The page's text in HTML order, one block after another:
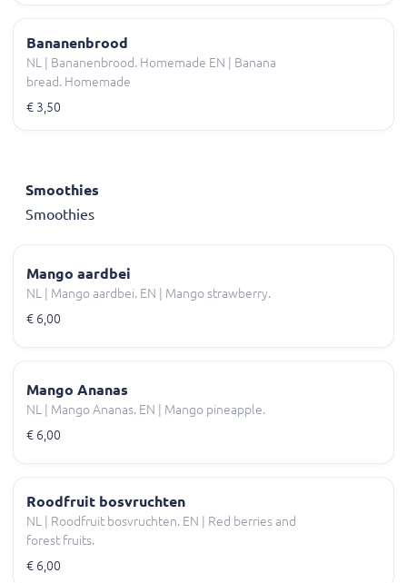
Bananenbrood
NL | Bananenbrood. Homemade EN | Banana
bread. Homemade
€ 3,50
Smoothies
Smoothies
Mango aardbei
NL | Mango aardbei. EN | Mango strawberry.
€ 6,00
Mango Ananas
NL | Mango Ananas. EN | Mango pineapple.
€ 6,00
Roodfruit bosvruchten
NL | Roodfruit bosvruchten. EN | Red berries and
forest fruits.
€ 6,00